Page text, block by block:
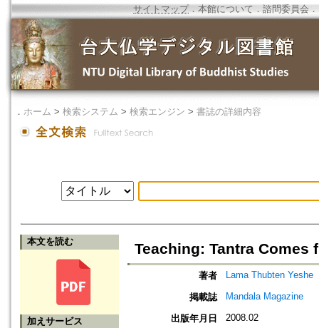
サイトマップ．本館について ． 諮問委員会 ．
． ホーム > 検索システム > 検索エンジン > 書誌の詳細内容
本文を読む
加えサービス
Teaching: Tantra Comes
著者 Lama Thubten Yeshe
掲載誌 Mandala Magazine
出版年月日 2008.02